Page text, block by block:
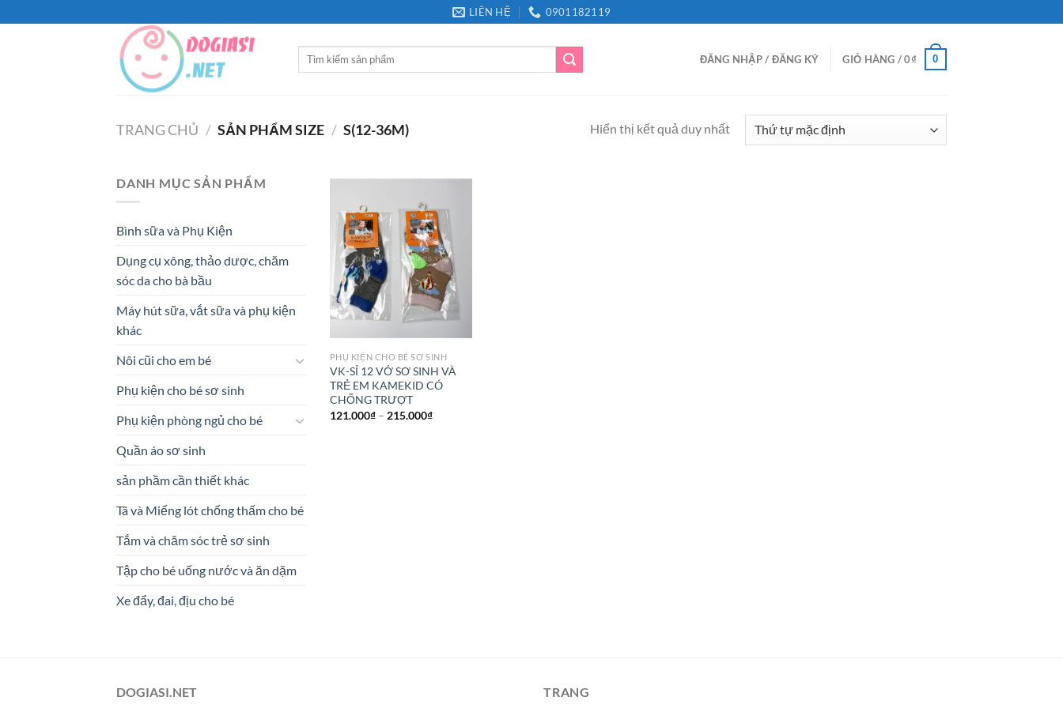
qua
LIÊN HỆ 0901182119
Tìm
ĐĂNG NHẬP / ĐĂNG KÝ GIỎ HÀNG /0₫ 0
TRANG CHỦ / SẢN PHẨM SIZE / S(12-36M) Hiển thị kết quả duy nhất
DANH MỤC SẢN PHẨM
Bình sữa và Phụ Kiện
Dụng cụ xông, thảo dược, chăm
sóc da cho bà bầu
Máy hút sữa, vắt sữa và phụ kiện
khác
Nôi cũi cho em bé
Phụ kiện cho bé sơ sinh
Phụ kiện phòng ngủ cho bé
Quần áo sơ sinh
sản phầm cần thiết khác
Tã và Miếng lót chống thấm cho bé
Tắm và chăm sóc trẻ sơ sinh
Tập cho bé uống nước và ăn dặm
Xe đẩy, đai, địu cho bé
PHỤ KIỆN CHO BÉ SƠ SINH
VK-SỈ 12 VỚ SƠ SINH VÀ
TRẺ EM KAMEKID CÓ
CHỐNG TRƯỢT
121.000₫– 215.000₫
DOGIASI.NET TRANG